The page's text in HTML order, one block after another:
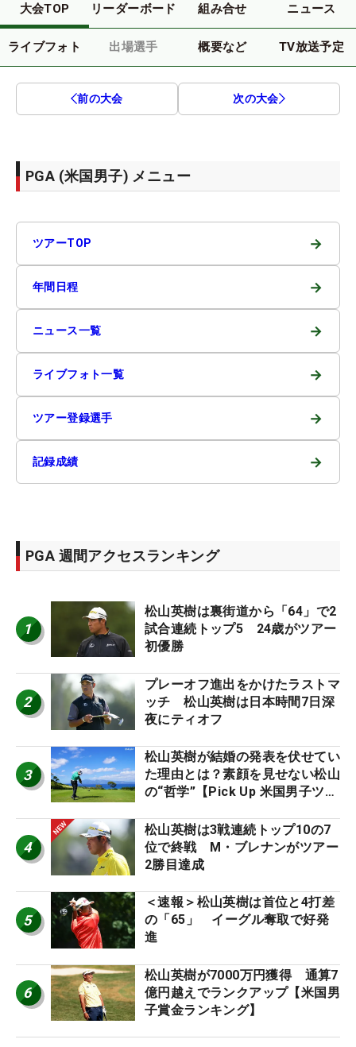
大会TOP リーダーボード 組み合せ ニュース
ライブフォト 出場選手 概要など TV放送予定
前の大会 次の大会
PGA (米国男子) メニュー
ツアーTOP →
年間日程 →
ニュース一覧 →
ライブフォト一覧 →
ツアー登録選手 →
記録成績 →
PGA 週間アクセスランキング
1
松山英樹は裏街道から「64」で2
試合連続トップ5 24歳がツアー
初優勝
2
プレーオフ進出をかけたラストマ
ッチ 松山英樹は日本時間7日深
夜にティオフ
3
松山英樹が結婚の発表を伏せてい
た理由とは？素顔を見せない松山
の“哲学”【Pick Up 米国男子ツア
4
松山英樹は3戦連続トップ10の7
位で終戦 M・ブレナンがツアー
2勝目達成
5
＜速報＞松山英樹は首位と4打差
の「65」 イーグル奪取で好発
進
6
松山英樹が7000万円獲得 通算7
億円越えでランクアップ【米国男
子賞金ランキング】